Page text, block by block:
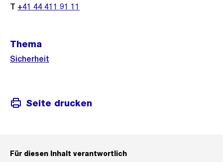
T +41 44 411 91 11
Thema
Sicherheit
Seite drucken
Für diesen Inhalt verantwortlich